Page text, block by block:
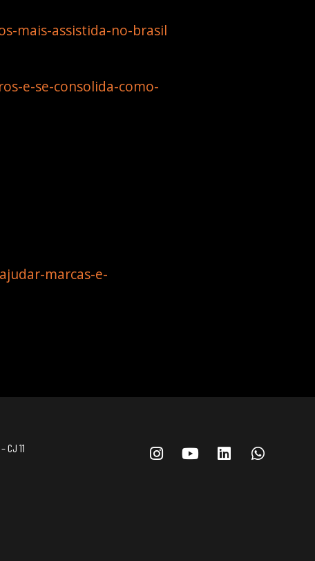
mais-assistida-no-brasil
e-se-consolida-como-
marcas-e-
CJ 11